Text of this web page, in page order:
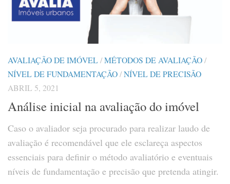
AVALIAÇÃO DE IMÓVEL/MÉTODOS DE AVALIAÇÃO/
NÍVEL DE FUNDAMENTAÇÃO/NÍVEL DE PRECISÃO
ABRIL 5, 2021
Análise inicial na avaliação do imóvel
Caso o avaliador seja procurado para realizar laudo de
avaliação é recomendável que ele esclareça aspectos
essenciais para definir o método avaliatório e eventuais
níveis de fundamentação e precisão que pretenda atingir.